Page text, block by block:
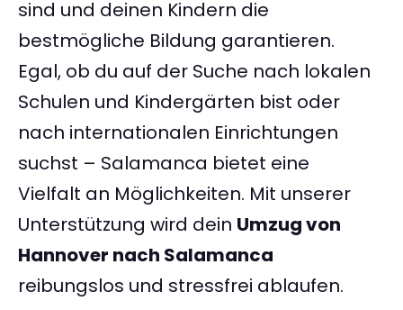
sind und deinen Kindern die
bestmögliche Bildung garantieren.
Egal, ob du auf der Suche nach lokalen
Schulen und Kindergärten bist oder
nach internationalen Einrichtungen
suchst – Salamanca bietet eine
Vielfalt an Möglichkeiten. Mit unserer
Unterstützung wird dein Umzug von
Hannover nach Salamanca
reibungslos und stressfrei ablaufen.